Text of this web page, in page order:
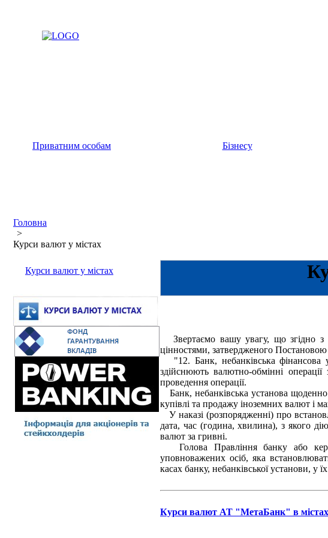
Приватним особам
Бізнесу
Головна
>
Курси валют у містах
Курси валют у містах
Звертаємо вашу увагу, що згідно з
цінностями, затвердженого
"12. Банк, небанківська фінансова
здійснюють валютно-обмінні
проведення операції.
Банк, небанківська установа
купівлі та продажу іноземних валют і
У наказі (розпорядженні) про
дата, час (година, хвилина), з якого
валют за гривні.
Голова Правління банку або
уповноважених осіб, яка
касах банку, небанківської установи, у
Курси валют АТ "МетаБанк" в містах